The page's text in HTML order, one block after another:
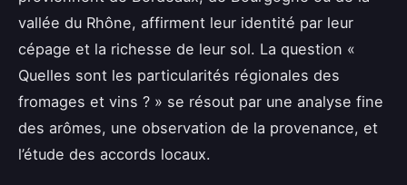
vallée du Rhône, affirment leur identité par leur
cépage et la richesse de leur sol. La question «
Quelles sont les particularités régionales des
fromages et vins ? » se résout par une analyse fine
des arômes, une observation de la provenance, et
l’étude des accords locaux.